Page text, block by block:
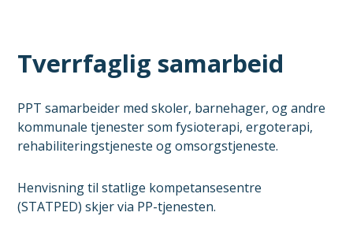
Tverrfaglig samarbeid
PPT samarbeider med skoler, barnehager, og andre
kommunale tjenester som fysioterapi, ergoterapi,
rehabiliteringstjeneste og omsorgstjeneste.
Henvisning til statlige kompetansesentre
(STATPED) skjer via PP-tjenesten.